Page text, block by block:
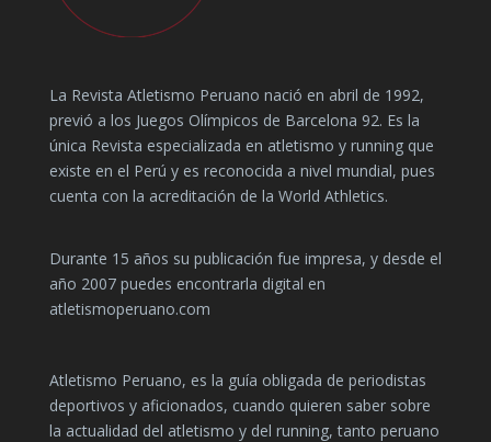
La Revista Atletismo Peruano nació en abril de 1992,
previó a los Juegos Olímpicos de Barcelona 92. Es la
única Revista especializada en atletismo y running que
existe en el Perú y es reconocida a nivel mundial, pues
cuenta con la acreditación de la World Athletics.
Durante 15 años su publicación fue impresa, y desde el
año 2007 puedes encontrarla digital en
atletismoperuano.com
Atletismo Peruano, es la guía obligada de periodistas
deportivos y aficionados, cuando quieren saber sobre
la actualidad del atletismo y del running, tanto peruano